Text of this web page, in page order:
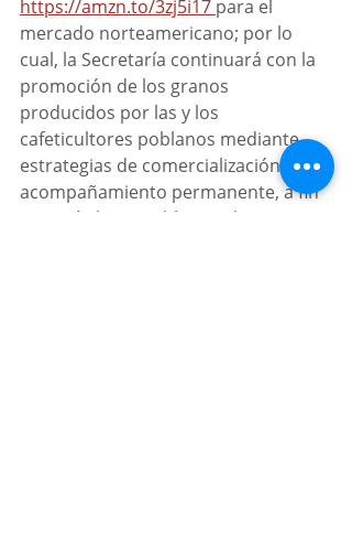
https://amzn.to/3zj5i17 para el
mercado norteamericano; por lo
cual, la Secretaría continuará con la
promoción de los granos
producidos por las y los
cafeticultores poblanos mediante
estrategias de comercialización y
acompañamiento permanente, a fin
que más lotes poblanos alcancen